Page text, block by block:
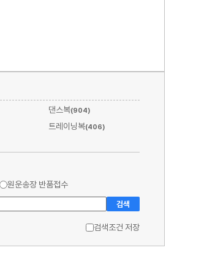
댄스복(904)
트레이닝복(406)
원운송장 반품접수
검색
검색조건 저장